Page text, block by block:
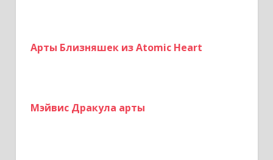
Арты Близняшек из Atomic Heart
Мэйвис Дракула арты